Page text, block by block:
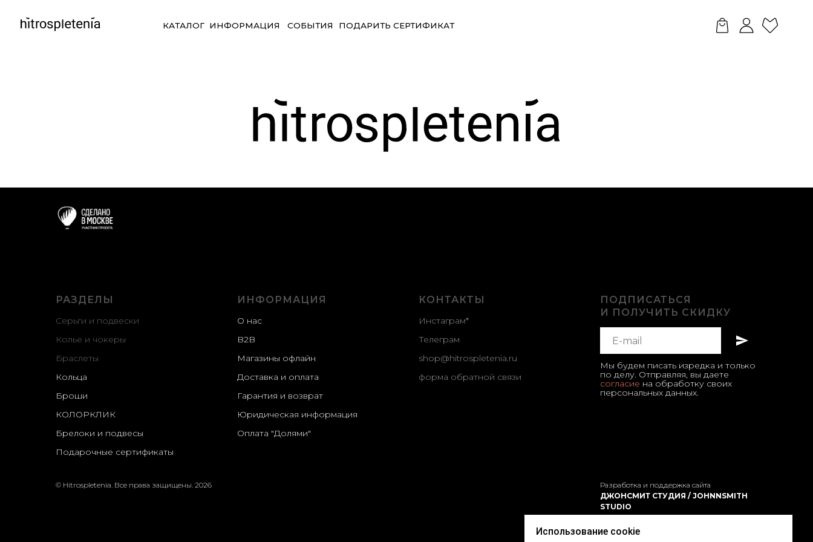
КАТАЛОГ ИНФОРМАЦИЯ СОБЫТИЯ ПОДАРИТЬ СЕРТИФИКАТ
Использование cookie
РАЗДЕЛЫ
Серьги и подвески
Колье и чокеры
Браслеты
Кольца
Броши
КОЛОРКЛИК
Брелоки и подвесы
Подарочные сертификаты
ИНФОРМАЦИЯ
О нас
B2B
Магазины офлайн
Доставка и оплата
Гарантия и возврат
Юридическая информация
Оплата "Долями"
КОНТАКТЫ
Инстаграм*
Телеграм
shop@hitrospletenia.ru
форма обратной связи
ПОДПИСАТЬСЯ
И ПОЛУЧИТЬ СКИДКУ
Мы будем писать изредка и только
по делу. Отправляя, вы даете
согласие на обработку своих
персональных данных.
© Hitrospletenia. Все права защищены. 2026
Разработка и поддержка сайта
ДЖОНСМИТ СТУДИЯ / JOHNNSMITH
STUDIO
*Инстаграм (Instagram) - соцсеть